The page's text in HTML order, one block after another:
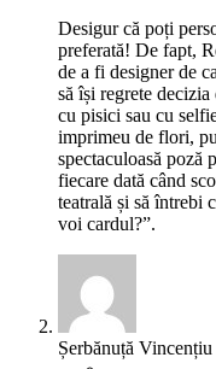
Desigur că poți
preferată! De fapt,
de a fi designer de
să își regrete
cu pisici sau cu
imprimeu de flori,
spectaculoasă poză
fiecare dată când
teatrală și să întrebi
voi cardul?”.
Șerbănuță Vincențiu